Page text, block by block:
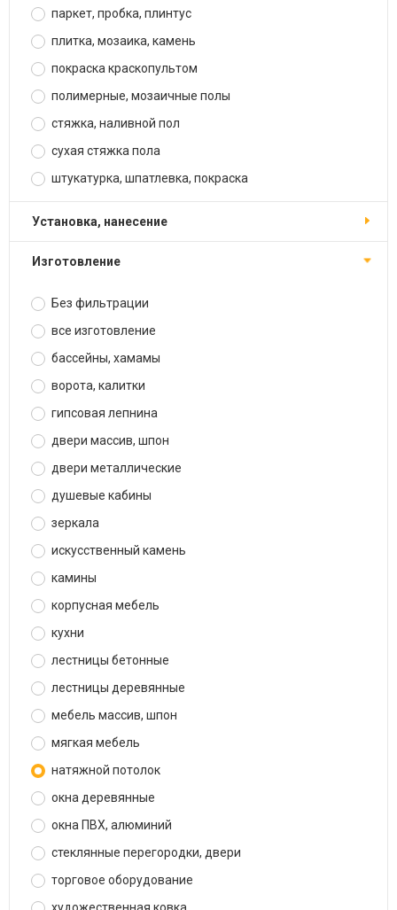
паркет, пробка, плинтус
плитка, мозаика, камень
покраска краскопультом
полимерные, мозаичные полы
стяжка, наливной пол
сухая стяжка пола
штукатурка, шпатлевка, покраска
установка, нанесение
изготовление
Без фильтрации
все изготовление
бассейны, хамамы
ворота, калитки
гипсовая лепнина
двери массив, шпон
двери металлические
душевые кабины
зеркала
искусственный камень
камины
корпусная мебель
кухни
лестницы бетонные
лестницы деревянные
мебель массив, шпон
мягкая мебель
натяжной потолок
окна деревянные
окна ПВХ, алюминий
стеклянные перегородки, двери
торговое оборудование